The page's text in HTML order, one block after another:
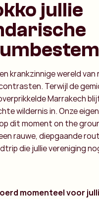
jullie
krankzinnige wereld
Terwijl de
Marrakech
wildernis in. Onze
dit moment on the
rauwe, diepgaande
die jullie vereniging
momenteel voor